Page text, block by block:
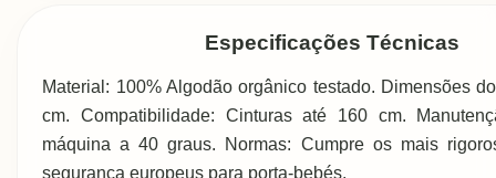
Especificações Técnicas
Material: 100% Algodão orgânico testado. Dimensões
cm. Compatibilidade: Cinturas até 160 cm.
máquina a 40 graus. Normas: Cumpre os mais
segurança europeus para porta-bebés.